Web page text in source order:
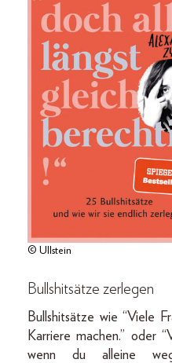
© Ullstein
Bullshitsätze zerlegen
Bullshitsätze wie “Viele
Karriere machen.” oder
wenn du alleine